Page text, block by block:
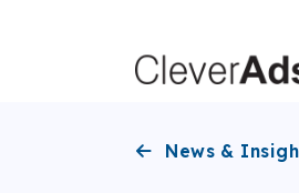
News &